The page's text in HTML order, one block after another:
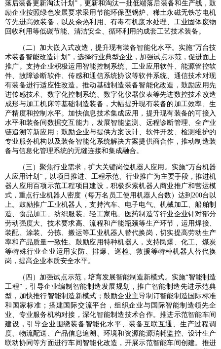
落后装备更新淘汰计划”，更新和淘汰一批低端落后装备和生产线，鼓
励企业按照绿色发展要求采用节能环保型锅炉、稀土永磁无铁芯电机
等先进高效装备，以及余热利用、有毒有机废水处理、工业固体废物
回收利用等低碳节能、清洁安全、循环利用的成套工艺技术装备。
（二）加大嵌入式改造，提升现有装备智能化水平。实施“万台技
术装备智能改造计划”，选择行业典型企业，加强试点示范，促进面上
推广。支持企业积极运用智能控制系统、工业应用软件、能源管控软
件、故障诊断软件、传感和通信系统协议等软件系统、通信技术对现
有装备进行适应性改造。推动基础制造装备智能化改造，鼓励应用先
进传感技术、数字化控制系统、数字化仪器仪表等先进数控技术改造
成形与加工机床等基础制造装备，大幅提升现有装备的加工效率、生
产精度和控制水平。加快信息技术集成应用，提升现有装备的可接入
水平和装备间数据交互能力，发展智能监测、远程诊断管理、全产业
链追溯等新应用；鼓励企业与提供方案设计、软件开发、检测维护的
专业服务机构以及装备智能化系统解决方案提供商合作，推动制造装
备与信息化管理系统的无缝连接和集成融合。
（三）聚焦行业需求，扩大关键岗位机器人应用。实施“万台机器
人应用计划”，以项目推进、工程示范、行业推广为主要手段，推进机
器人应用百项示范工程项目建设，积极探索机器人商业推广和营运模
式，重点行业机器人密度（每万名员工使用机器人台数）达到200台以
上。鼓励推广工业机器人，支持汽车、电子电气、机械加工、船舶制
造、食品加工、纺织服装、轻工家电、医药制造等行业企业针对部分
劳动强度大、技术要求高、流程和产能瓶颈等生产环节，运用焊接、
装配、涂装、分拣、搬运等工业机器人替代换岗，切实提高劳动生产
率和产品质量一致性。鼓励应用特种机器人，支持民爆、化工、煤炭
等特殊行业企业运用安防、排爆、巡检、救援等特种机器人替代换
岗，提高企业本质安全水平。
（四）加强试点示范，培育发展智能制造新模式。实施“智能制造
工程”，引导企业编制智能制造发展规划，推广智能制造先进示范典
型，加快推行智能制造新模式；鼓励企业主导制订智能制造国际标准
和国家标准；搭建国际交流平台，组织企业与国际智能制造领先企
业、专业服务机构对接，深化智能制造技术合作。推进示范智能车间
建设，引导企业围绕装备智能化水平、装备互联互通、生产过程调
度、物流配送、产品信息追溯、环境和资源能源消耗监控、设计生产
联动协同等方面进行车间智能化改造，开展示范智能车间创建。推进